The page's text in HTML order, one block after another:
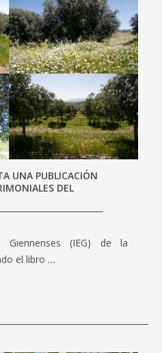
UNA PUBLICACIÓN
DEL
(IEG) de la
el libro ...